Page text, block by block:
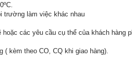
trường làm việc khác nhau
các yêu cầu cụ thể của khách hàng
( kèm theo CO, CQ khi giao hàng).